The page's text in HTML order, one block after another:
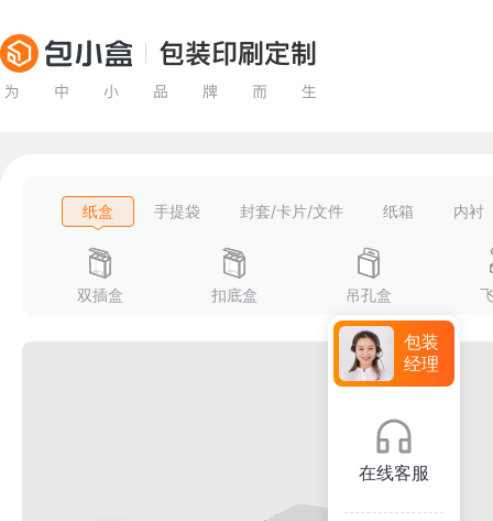
纸盒 手提袋 封套/卡片/文件 纸箱 内衬
双插盒 扣底盒 吊孔盒
包装
经理
在线客服